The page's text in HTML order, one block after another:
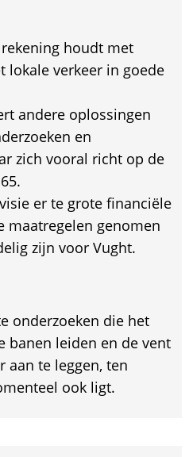
houdt met
lokale verkeer in goede
andere oplossingen
en
zich vooral richt op de
er te grote financiële
maatregelen genomen
zijn voor Vught.
onderzoeken die het
banen leiden en de vent
aan te leggen, ten
ook ligt.